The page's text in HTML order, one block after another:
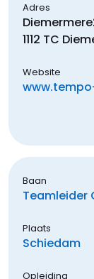
Adres
Diemermere
1112 TC
Website
Baan
Teamleider
Plaats
Schiedam
Opleiding